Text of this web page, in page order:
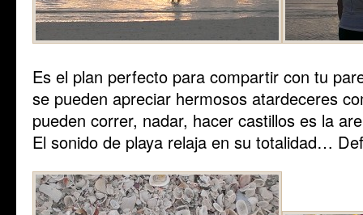
Es el plan perfecto para compartir con tu
se pueden apreciar hermosos atardeceres
pueden correr, nadar, hacer castillos es la
El sonido de playa relaja en su totalidad…